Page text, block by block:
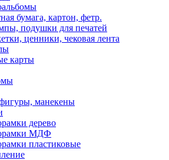
бумага, картон, фетр.
подушки для печатей
ценники, чековая лента
карты
манекены
дерево
МДФ
пластиковые